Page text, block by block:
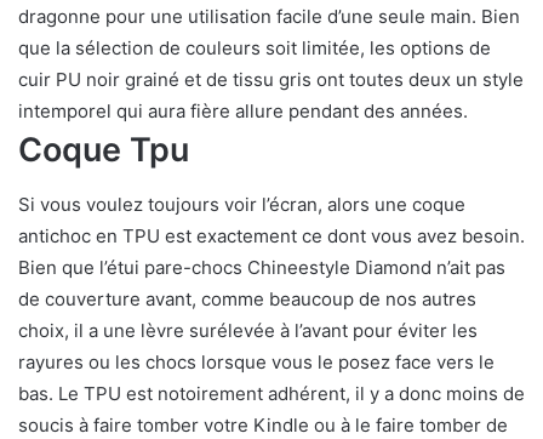
dragonne pour une utilisation facile d’une seule main. Bien
que la sélection de couleurs soit limitée, les options de
cuir PU noir grainé et de tissu gris ont toutes deux un style
intemporel qui aura fière allure pendant des années.
Coque Tpu
Si vous voulez toujours voir l’écran, alors une coque
antichoc en TPU est exactement ce dont vous avez besoin.
Bien que l’étui pare-chocs Chineestyle Diamond n’ait pas
de couverture avant, comme beaucoup de nos autres
choix, il a une lèvre surélevée à l’avant pour éviter les
rayures ou les chocs lorsque vous le posez face vers le
bas. Le TPU est notoirement adhérent, il y a donc moins de
soucis à faire tomber votre Kindle ou à le faire tomber de